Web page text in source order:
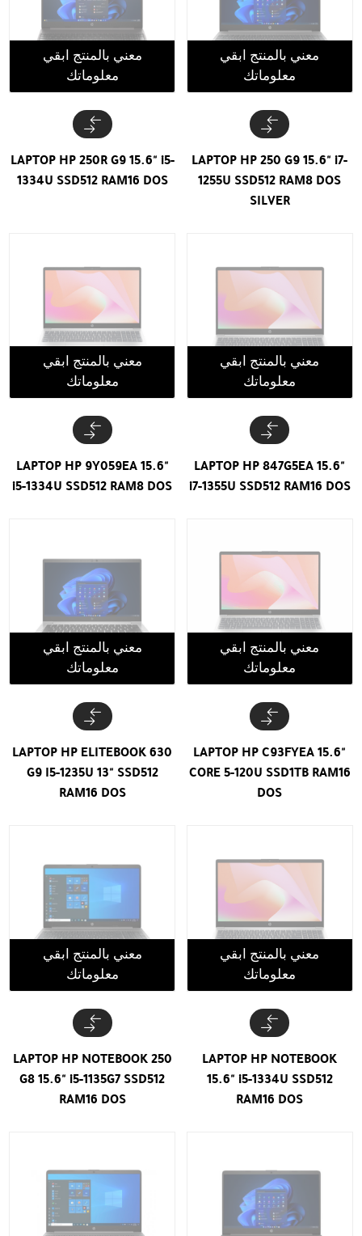
معني بالمنتج ابقي
معلوماتك
LAPTOP HP 250 G9 15.6" i7-
1255U SSD512 RAM8 DOS
SILVER
معني بالمنتج ابقي
معلوماتك
LAPTOP HP 250R G9 15.6" i5-
1334U SSD512 RAM16 DOS
معني بالمنتج ابقي
معلوماتك
LAPTOP HP 847G5EA 15.6"
i7-1355U SSD512 RAM16 DOS
معني بالمنتج ابقي
معلوماتك
LAPTOP HP 9Y059EA 15.6"
i5-1334U SSD512 RAM8 DOS
معني بالمنتج ابقي
معلوماتك
LAPTOP HP C93FYEA 15.6"
CORE 5-120U SSD1TB RAM16
DOS
معني بالمنتج ابقي
معلوماتك
LAPTOP HP ELITEBOOK 630
G9 I5-1235U 13" SSD512
RAM16 DOS
معني بالمنتج ابقي
معلوماتك
LAPTOP HP NOTEBOOK
15.6" i5-1334U SSD512
RAM16 DOS
معني بالمنتج ابقي
معلوماتك
LAPTOP HP NOTEBOOK 250
G8 15.6" i5-1135G7 SSD512
RAM16 DOS